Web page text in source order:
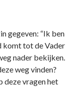
gegeven: “Ik ben
komt tot de Vader
nader bekijken.
weg vinden?
deze vragen het